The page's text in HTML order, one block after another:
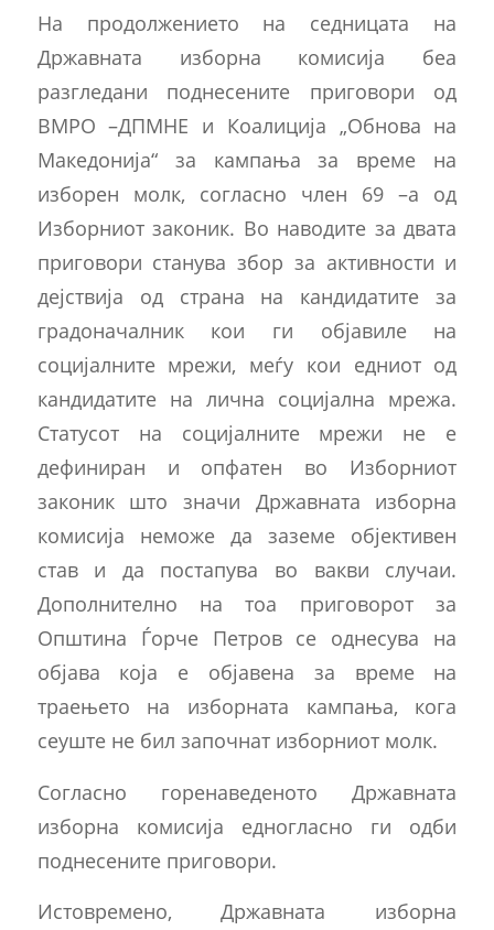
На продолжението на седницата на
Државната изборна комисија беа
разгледани поднесените приговори од
ВМРО –ДПМНЕ и Коалиција „Обнова на
Македонија“ за кампања за време на
изборен молк, согласно член 69 –а од
Изборниот законик. Во наводите за двата
приговори станува збор за активности и
дејствија од страна на кандидатите за
градоначалник кои ги објавиле на
социјалните мрежи, меѓу кои едниот од
кандидатите на лична социјална мрежа.
Статусот на социјалните мрежи не е
дефиниран и опфатен во Изборниот
законик што значи Државната изборна
комисија неможе да заземе објективен
став и да постапува во вакви случаи.
Дополнително на тоа приговорот за
Општина Ѓорче Петров се однесува на
објава која е објавена за време на
траењето на изборната кампања, кога
сеуште не бил започнат изборниот молк.
Согласно горенаведеното Државната
изборна комисија едногласно ги одби
поднесените приговори.
Истовремено, Државната изборна